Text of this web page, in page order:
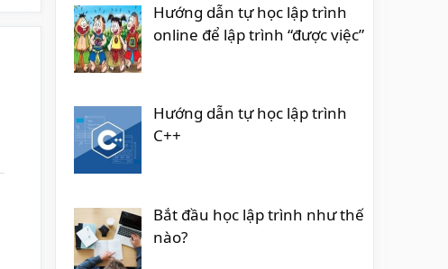
Hướng dẫn tự học lập trình
online để lập trình “được việc”
Hướng dẫn tự học lập trình
C++
Bắt đầu học lập trình như thế
nào?